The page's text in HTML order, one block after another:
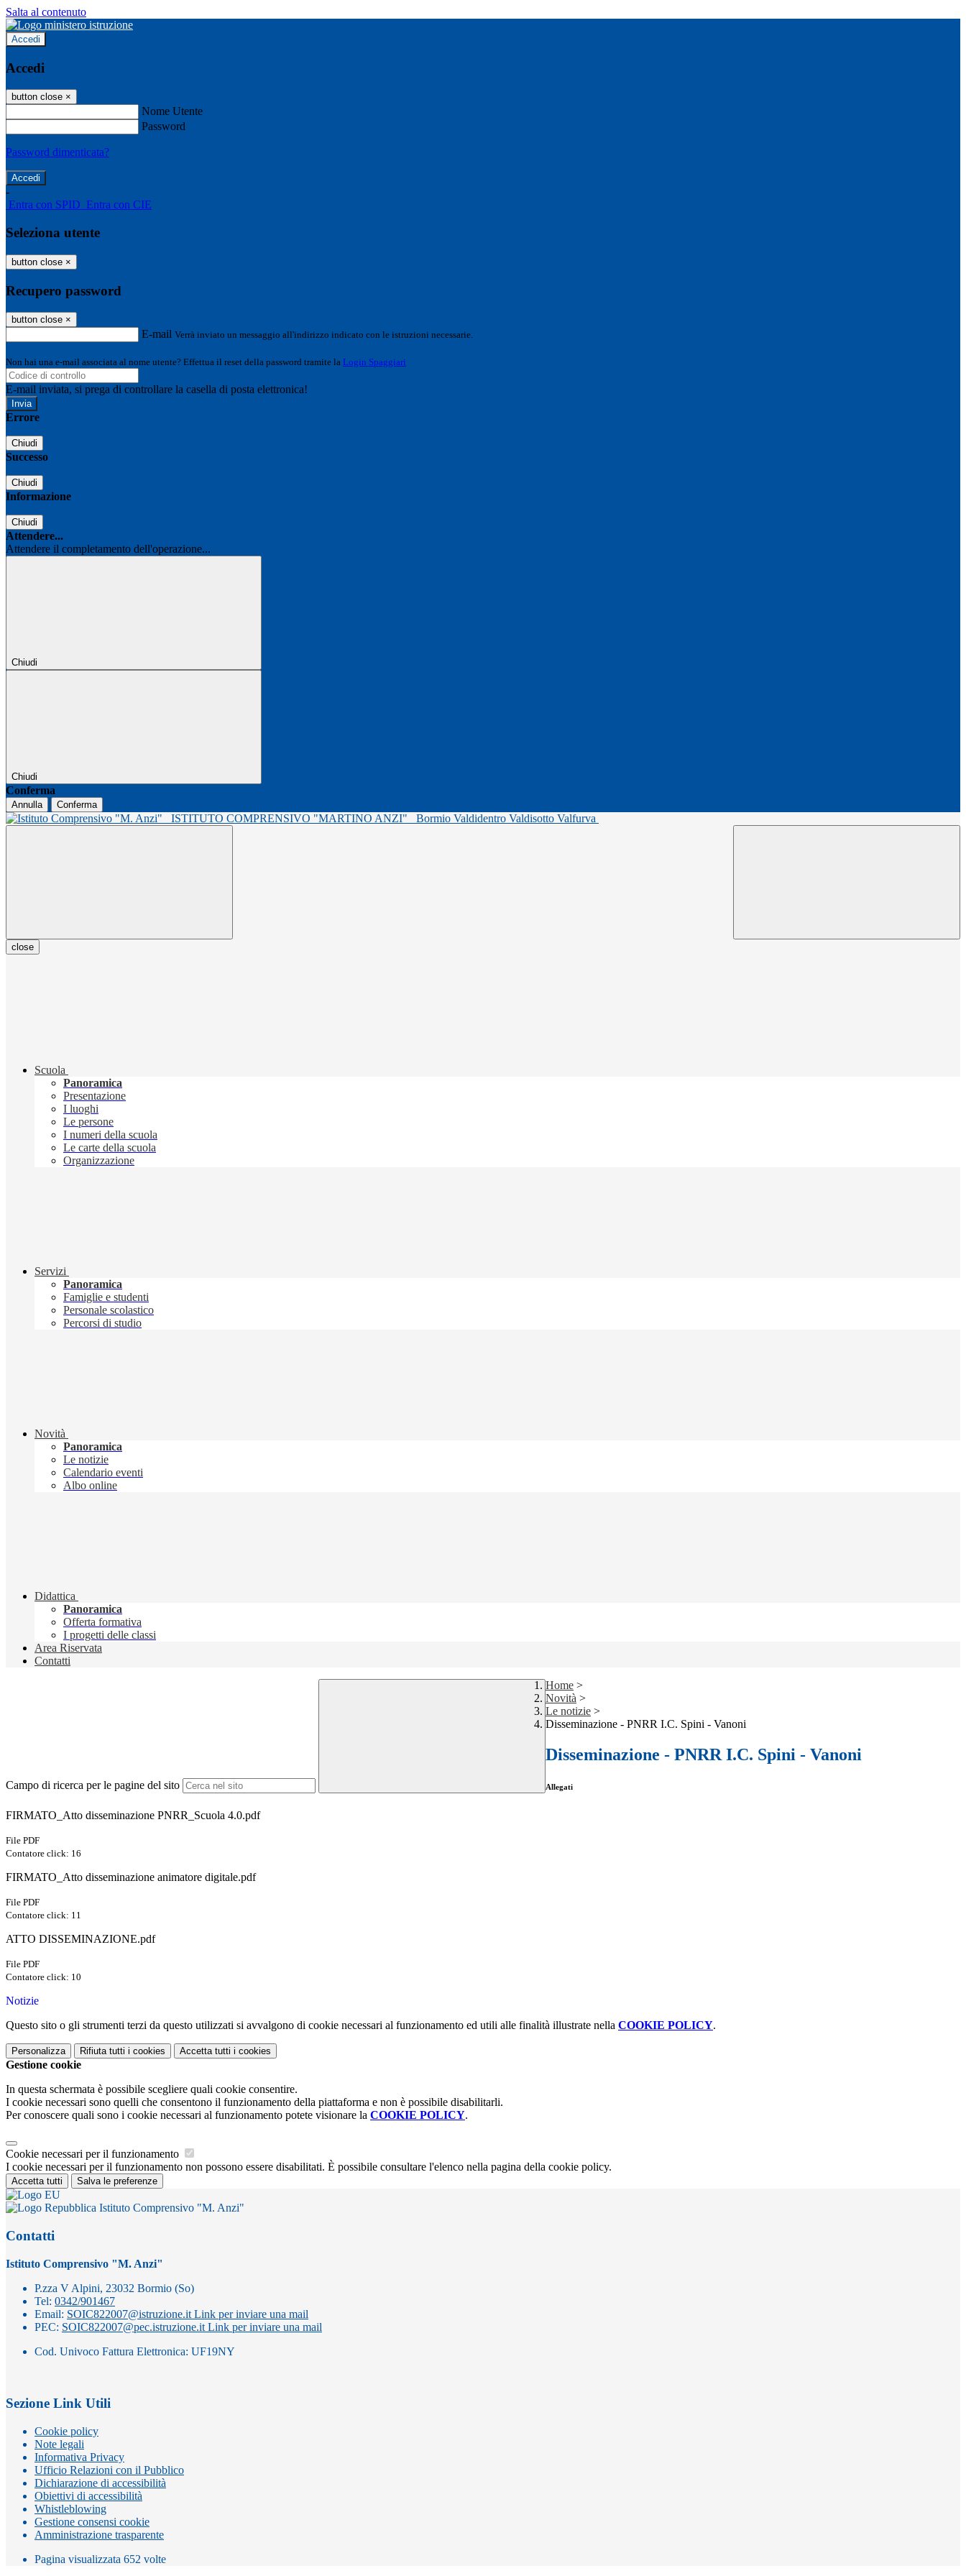
Salta al contenuto
Accedi
Accedi
button close ×
Nome Utente
Password
Password dimenticata?
-
Entra con SPID Entra con CIE
Seleziona utente
button close ×
Recupero password
button close ×
E-mail Verrà inviato un messaggio all'indirizzo indicato con le istruzioni necessarie.
Non hai una e-mail associata al nome utente? Effettua il reset della password tramite la Login Spaggiari
E-mail inviata, si prega di controllare la casella di posta elettronica!
Errore
Chiudi
Successo
Chiudi
Informazione
Chiudi
Attendere...
Attendere il completamento dell'operazione...
Chiudi
Chiudi
Conferma
Annulla Conferma
ISTITUTO COMPRENSIVO "MARTINO ANZI" Bormio Valdidentro Valdisotto Valfurva
close
Scuola
Panoramica
Presentazione
I luoghi
Le persone
I numeri della scuola
Le carte della scuola
Organizzazione
Servizi
Panoramica
Famiglie e studenti
Personale scolastico
Percorsi di studio
Novità
Panoramica
Le notizie
Calendario eventi
Albo online
Didattica
Panoramica
Offerta formativa
I progetti delle classi
Area Riservata
Contatti
Campo di ricerca per le pagine del sito
Home >
Novità >
Le notizie >
Disseminazione - PNRR I.C. Spini - Vanoni
Disseminazione - PNRR I.C. Spini - Vanoni
Allegati
FIRMATO_Atto disseminazione PNRR_Scuola 4.0.pdf
File PDF
Contatore click: 16
FIRMATO_Atto disseminazione animatore digitale.pdf
File PDF
Contatore click: 11
ATTO DISSEMINAZIONE.pdf
File PDF
Contatore click: 10
Notizie
Questo sito o gli strumenti terzi da questo utilizzati si avvalgono di cookie necessari al funzionamento ed utili alle finalità illustrate nella COOKIE POLICY.
Personalizza Rifiuta tutti i cookies Accetta tutti i cookies
Gestione cookie
In questa schermata è possibile scegliere quali cookie consentire.
I cookie necessari sono quelli che consentono il funzionamento della piattaforma e non è possibile disabilitarli.
Per conoscere quali sono i cookie necessari al funzionamento potete visionare la COOKIE POLICY.
Cookie necessari per il funzionamento
I cookie necessari per il funzionamento non possono essere disabilitati. È possibile consultare l'elenco nella pagina della cookie policy.
Accetta tutti Salva le preferenze
Istituto Comprensivo "M. Anzi"
Contatti
Istituto Comprensivo "M. Anzi"
P.zza V Alpini, 23032 Bormio (So)
Tel: 0342/901467
Email: SOIC822007@istruzione.it Link per inviare una mail
PEC: SOIC822007@pec.istruzione.it Link per inviare una mail
Cod. Univoco Fattura Elettronica: UF19NY
Sezione Link Utili
Cookie policy
Note legali
Informativa Privacy
Ufficio Relazioni con il Pubblico
Dichiarazione di accessibilità
Obiettivi di accessibilità
Whistleblowing
Gestione consensi cookie
Amministrazione trasparente
Pagina visualizzata 652 volte